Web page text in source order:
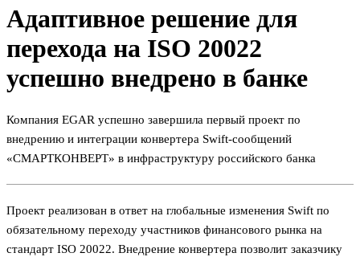
Адаптивное решение для
перехода на ISO 20022
успешно внедрено в банке
Компания EGAR успешно завершила первый проект по
внедрению и интеграции конвертера Swift-сообщений
«СМАРТКОНВЕРТ» в инфраструктуру российского банка
Проект реализован в ответ на глобальные изменения Swift по
обязательному переходу участников финансового рынка на
стандарт ISO 20022. Внедрение конвертера позволит заказчику